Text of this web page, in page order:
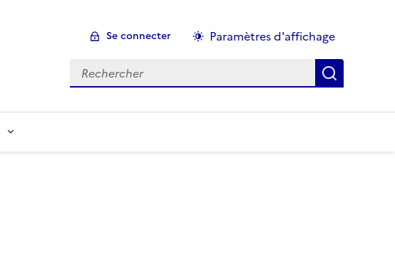
Se connecter
Paramètres d'affichage
Rechercher :